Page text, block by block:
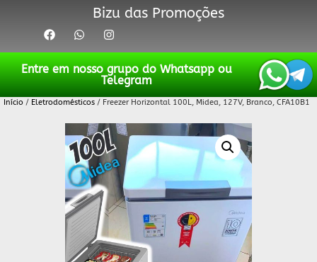
Bizu das Promoções
Entre em nosso grupo do Whatsapp ou
Telegram
Início / Eletrodomésticos / Freezer Horizontal 100L, Midea, 127V, Branco, CFA10B1